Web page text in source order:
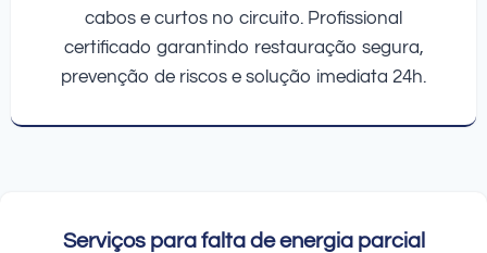
cabos e curtos no circuito. Profissional
certificado garantindo restauração segura,
prevenção de riscos e solução imediata 24h.
Serviços para falta de energia parcial